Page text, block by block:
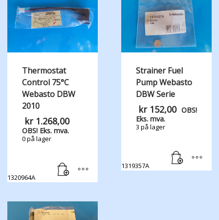
Thermostat
Control 75°C
Webasto DBW
2010
kr1.268,00
OBS! Eks. mva.
0 på lager
1320964A
Strainer Fuel
Pump Webasto
DBW Serie
kr152,00 OBS!
Eks. mva.
3 på lager
1319357A